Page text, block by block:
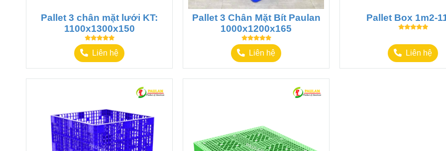
Pallet 3 chân mặt lưới KT:
1100x1300x150
Liên hệ
Pallet 3 Chân Mặt Bít Paulan
1000x1200x165
Liên hệ
Pallet Box 1m2-
Liên hệ